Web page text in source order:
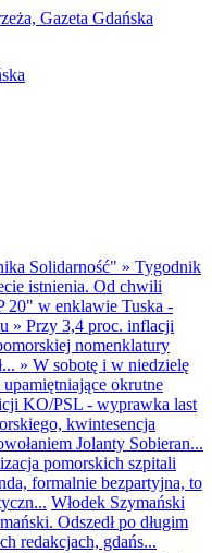
Solidarność" » Tygodnik
istnienia. Od chwili
20" w enklawie Tuska -
» Przy 3,4 proc. inflacji
nomenklatury
» W sobotę i w niedzielę
okrutne
KO/PSL - wyprawka last
kwintesencja
Jolanty Sobieran...
pomorskich szpitali
formalnie bezpartyjna, to
Włodek Szymański
Odszedł po długim
redakcjach, gdańs...